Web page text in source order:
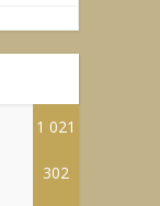
1 021
302